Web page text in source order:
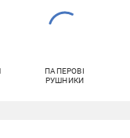
ПАПЕРОВІ
РУШНИКИ